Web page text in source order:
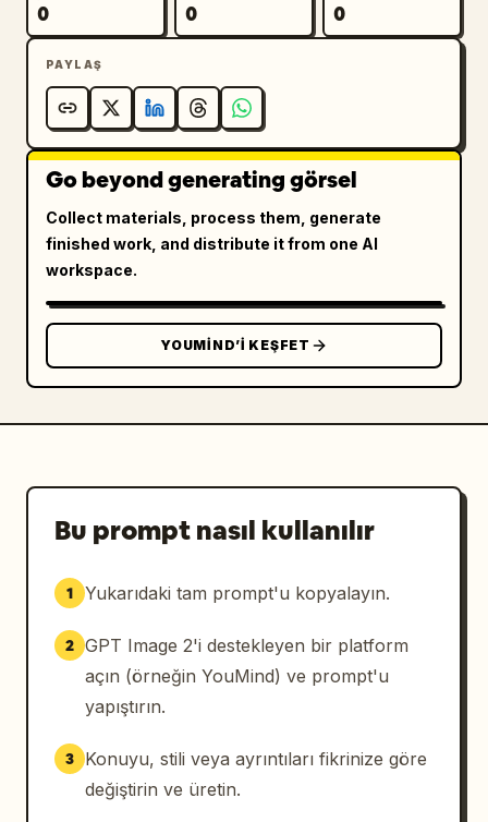
0 0 0
PAYLAŞ
Go beyond generating görsel
Collect materials, process them, generate
finished work, and distribute it from one AI
workspace.
YOUMIND’I KEŞFET
Bu prompt nasıl kullanılır
1 Yukarıdaki tam prompt'u kopyalayın.
2 GPT Image 2'i destekleyen bir platform
açın (örneğin YouMind) ve prompt'u
yapıştırın.
3
Konuyu, stili veya ayrıntıları fikrinize göre
değiştirin ve üretin.